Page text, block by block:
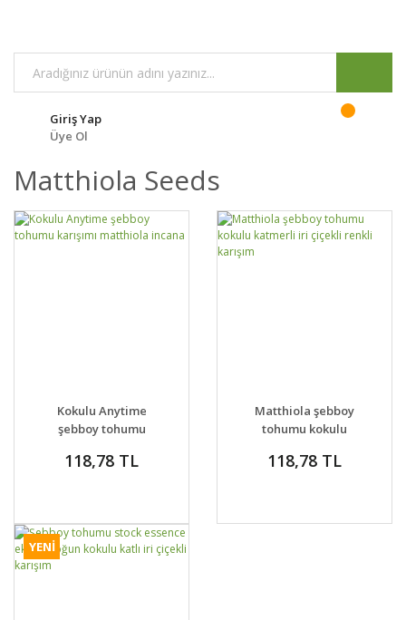
Giriş Yap
Üye Ol
Matthiola Seeds
DETAYLAR SEPETE EKLE
Kokulu Anytime
şebboy tohumu
incana
118,78 TL
DETAYLAR SEPETE EKLE
Matthiola şebboy
tohumu kokulu
renkli karışım
118,78 TL
YENİ